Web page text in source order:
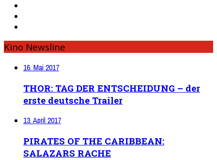
Kino Newsline
16. Mai 2017
THOR: TAG DER ENTSCHEIDUNG – der
erste deutsche Trailer
13. April 2017
PIRATES OF THE CARIBBEAN:
SALAZARS RACHE